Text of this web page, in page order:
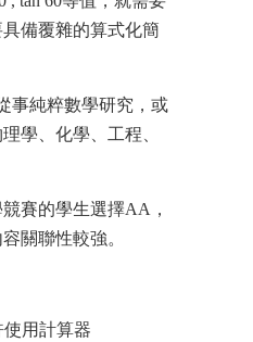
備覆雜的算式化簡
事純粹數學研究，或
學、化學、工程、
賽的學生選擇AA，
關聯性較強。
用計算器